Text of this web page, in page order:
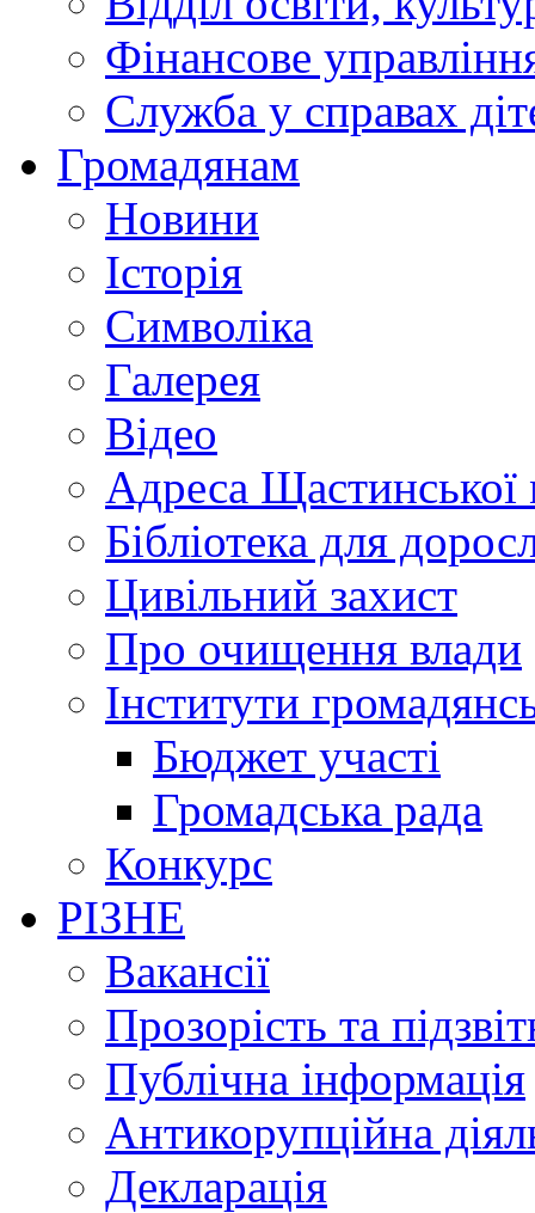
Фінансове
Служба у справах
Громадянам
Новини
Історія
Символіка
Галерея
Відео
Адреса Щастинської
Бібліотека для
Цивільний захист
Про очищення влади
Інститути
Бюджет участі
Громадська рада
Конкурс
РІЗНЕ
Вакансії
Прозорість та
Публічна інформація
Антикорупційна
Декларація